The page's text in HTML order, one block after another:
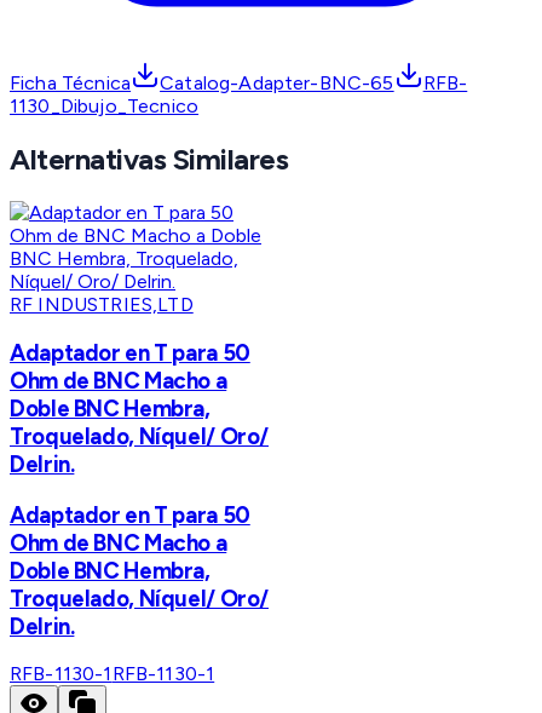
Ficha Técnica Catalog-Adapter-BNC-65
RFB-
1130_Dibujo_Tecnico
Alternativas Similares
RF INDUSTRIES,LTD
Adaptador en T para 50
Ohm de BNC Macho a
Doble BNC Hembra,
Troquelado, Níquel/ Oro/
Delrin.
Adaptador en T para 50
Ohm de BNC Macho a
Doble BNC Hembra,
Troquelado, Níquel/ Oro/
Delrin.
RFB-1130-1 RFB-1130-1